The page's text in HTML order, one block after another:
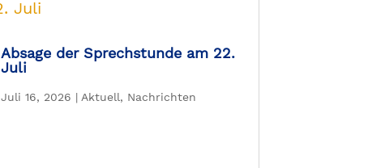
Absage der Sprechstunde am 22.
Juli
Juli 16, 2026 | Aktuell, Nachrichten